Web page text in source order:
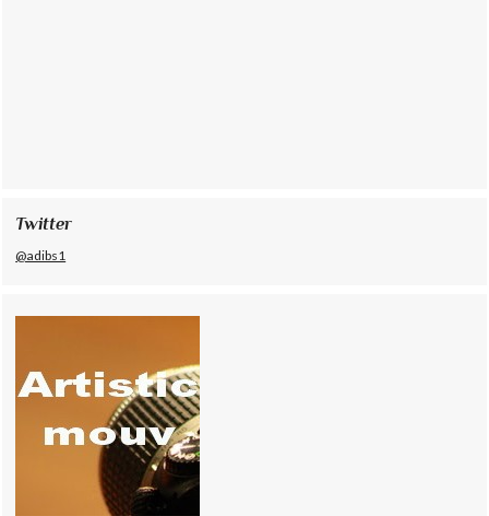
Twitter
@adibs1